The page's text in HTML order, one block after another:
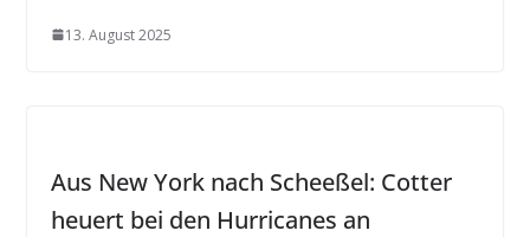
13. August 2025
Aus New York nach Scheeßel: Cotter
heuert bei den Hurricanes an